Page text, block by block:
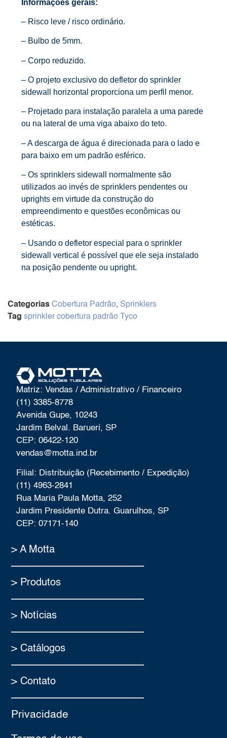
Informações gerais:
– Risco leve / risco ordinário.
– Bulbo de 5mm.
– Corpo reduzido.
– O projeto exclusivo do defletor do sprinkler
sidewall horizontal proporciona um perfil menor.
– Projetado para instalação paralela a uma parede
ou na lateral de uma viga abaixo do teto.
– A descarga de água é direcionada para o lado e
para baixo em um padrão esférico.
– Os sprinklers sidewall normalmente são
utilizados ao invés de sprinklers pendentes ou
uprights em virtude da construção do
empreendimento e questões econômicas ou
estéticas.
– Usando o defletor especial para o sprinkler
sidewall vertical é possível que ele seja instalado
na posição pendente ou upright.
Categorias Cobertura Padrão, Sprinklers
Tag sprinkler cobertura padrão Tyco
Matriz: Vendas / Administrativo / Financeiro
(11) 3385-8778
Avenida Gupe, 10243
Jardim Belval. Barueri, SP
CEP: 06422-120
vendas@motta.ind.br
Filial: Distribuição (Recebimento / Expedição)
(11) 4963-2841
Rua Maria Paula Motta, 252
Jardim Presidente Dutra. Guarulhos, SP
CEP: 07171-140
> A Motta
> Produtos
> Notícias
> Catálogos
> Contato
Privacidade